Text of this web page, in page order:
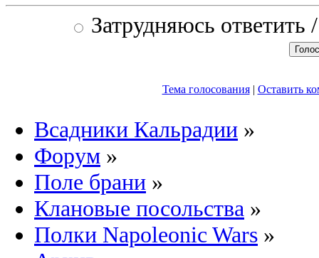
Затрудняюсь
Тема голосования| Оставить
Всадники Кальрадии »
Форум »
Поле брани »
Клановые посольства »
Полки Napoleonic Wars »